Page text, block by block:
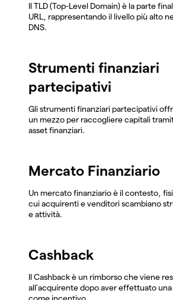
Il TLD (Top-Level Domain) è la parte
URL, rappresentando il livello più alto
DNS.
Strumenti finanziari
partecipativi
Gli strumenti finanziari partecipativi
un mezzo per raccogliere capitali
asset finanziari.
Mercato Finanziario
Un mercato finanziario è il contesto,
cui acquirenti e venditori scambiano
e attività.
Cashback
Il Cashback è un rimborso che viene
all'acquirente dopo aver effettuato una